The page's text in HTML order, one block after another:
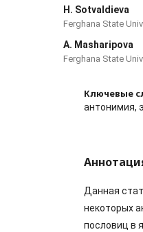
H. Sotvaldieva
Ferghana State
A. Masharipova
Ferghana State
Ключевые
антонимия,
Данная
некоторых
пословиц в